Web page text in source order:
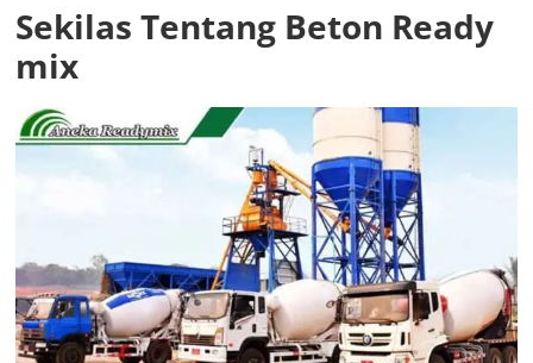
Sekilas Tentang Beton Ready
mix